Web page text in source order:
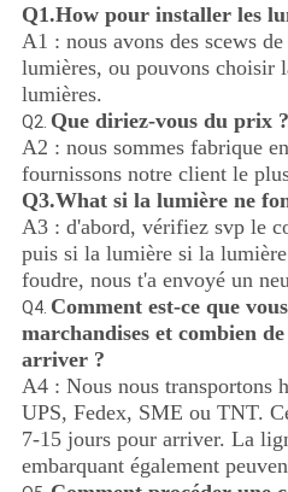
Q1.How pour installer les
A1 : nous avons des scews
lumières, ou pouvons choisir
lumières.
Q2. Que diriez-vous du prix ?
A2 : nous sommes fabrique
fournissons notre client le
Q3.What si la lumière ne
A3 : d'abord, vérifiez svp le
puis si la lumière si la
foudre, nous t'a envoyé un
Q4. Comment est-ce que
marchandises et combien
arriver ?
A4 : Nous nous transportons
UPS, Fedex, SME ou TNT.
7-15 jours pour arriver. La
embarquant également